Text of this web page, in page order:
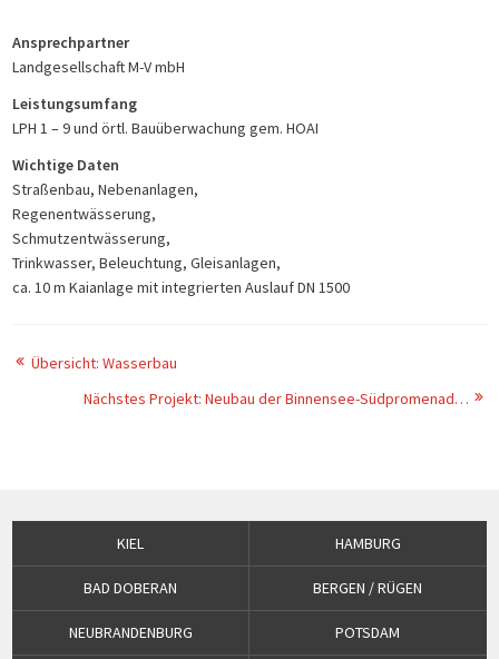
Ansprechpartner
Landgesellschaft M-V mbH
Leistungsumfang
LPH 1 – 9 und örtl. Bauüberwachung gem. HOAI
Wichtige Daten
Straßenbau, Nebenanlagen,
Regenentwässerung,
Schmutzentwässerung,
Trinkwasser, Beleuchtung, Gleisanlagen,
ca. 10 m Kaianlage mit integrierten Auslauf DN 1500
Übersicht: Wasserbau
Nächstes Projekt: Neubau der Binnensee-Südpromenade, Stadt Heiligenhafen
KIEL HAMBURG
BAD DOBERAN BERGEN / RÜGEN
NEUBRANDENBURG POTSDAM